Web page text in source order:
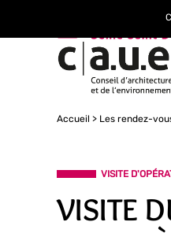
Accueil Les rendez-
VISITE
VISITE